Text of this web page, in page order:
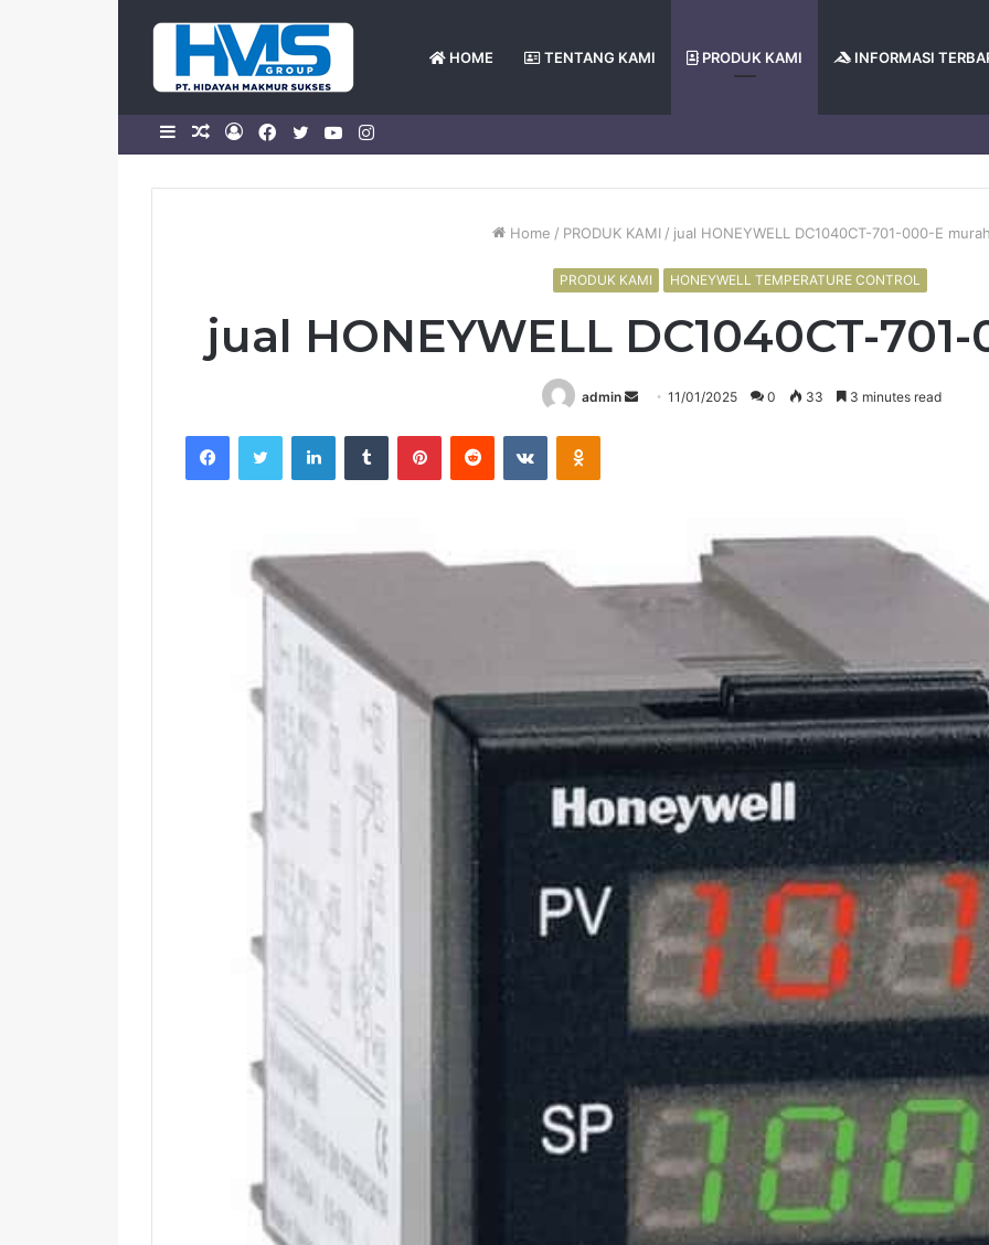
HOME TENTANG KAMI PRODUK KAMI INFORMASI
SidebarRandom
LogFacebook
TwitterYouTubeInstagram
Home / PRODUK KAMI / jual HONEYWELL DC1040CT-701-000-E
PRODUK KAMI HONEYWELL TEMPERATURE CONTROL
jual HONEYWELL DC1040CT-
admin
Send11/01/2025 0 33 3 minutes read
FacebookTwitter LinkedInTumblr PinterestReddit VKontakteOdnoklassniki